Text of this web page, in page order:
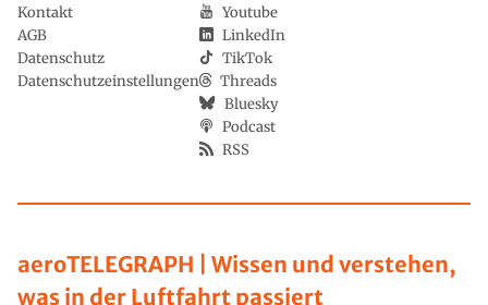
aeroTELEGRAPH | Wissen und verstehen,
was in der Luftfahrt passiert
Kontakt
AGB
Datenschutz
Datenschutzeinstellungen
Youtube
LinkedIn
TikTok
Threads
Bluesky
Podcast
RSS